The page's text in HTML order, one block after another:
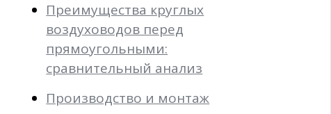
Преимущества круглых
воздуховодов перед
прямоугольными:
сравнительный анализ
Производство и монтаж